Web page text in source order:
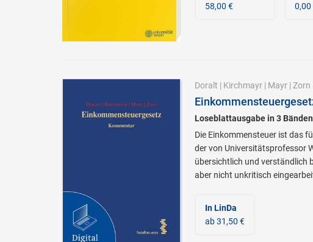
58,00 €
0,00
Doralt | Kirchmayr| Mayr| Zorn
Loseblattausgabe in 3 Bänden
Die Einkommensteuer ist das
der von Universitätsprofessor
übersichtlich und verständlich
aber nicht unkritisch
In LinDa
ab 31,50 €